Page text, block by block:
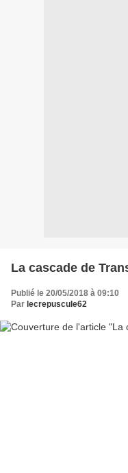
La cascade de
Publié le 20/05/2018 à 09:10
Par lecrepuscule62